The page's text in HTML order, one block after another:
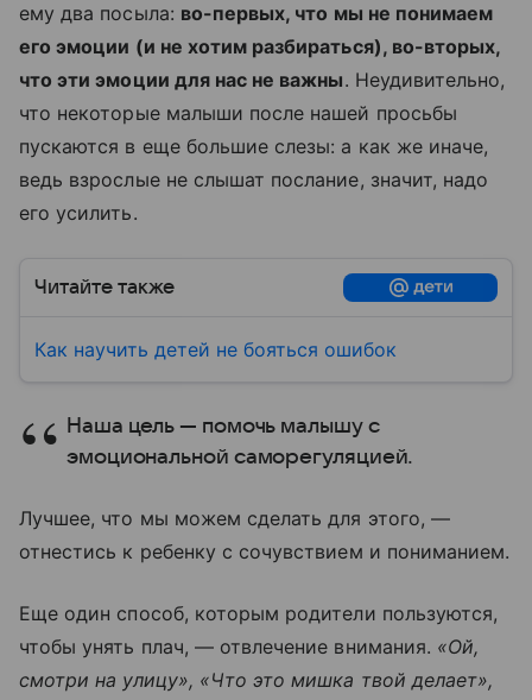
ему два посыла: во-первых, что мы не понимаем
его эмоции (и не хотим разбираться), во-вторых,
что эти эмоции для нас не важны. Неудивительно,
что некоторые малыши после нашей просьбы
пускаются в еще большие слезы: а как же иначе,
ведь взрослые не слышат послание, значит, надо
его усилить.
Читайте также
Как научить детей не бояться ошибок
Наша цель — помочь малышу с
эмоциональной саморегуляцией.
Лучшее, что мы можем сделать для этого, —
отнестись к ребенку с сочувствием и пониманием.
Еще один способ, которым родители пользуются,
чтобы унять плач, — отвлечение внимания. «Ой,
смотри на улицу», «Что это мишка твой делает»,